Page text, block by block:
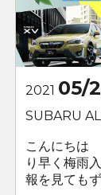
2021 05/
SUBARU
こんにちは
り早く梅雨
報を見ても